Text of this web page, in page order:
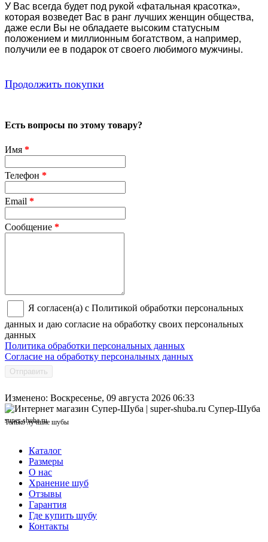
У Вас всегда будет под рукой «фатальная красотка»,
которая возведет Вас в ранг лучших женщин общества,
даже если Вы не обладаете высоким статусным
положением и миллионным богатством, а например,
получили ее в подарок от своего любимого мужчины.
Продолжить покупки
Есть вопросы по этому товару?
Имя *
Телефон *
Email *
Сообщение *
Я согласен(а) с Политикой обработки персональных
данных и даю согласие на обработку своих персональных
данных
Политика обработки персональных данных
Согласие на обработку персональных данных
Отправить
Изменено: Воскресенье, 09 августа 2026 06:33
Супер-Шуба
super-shuba.ru
Только лучшие шубы
Каталог
Размеры
О нас
Хранение шуб
Отзывы
Гарантия
Где купить шубу
Контакты